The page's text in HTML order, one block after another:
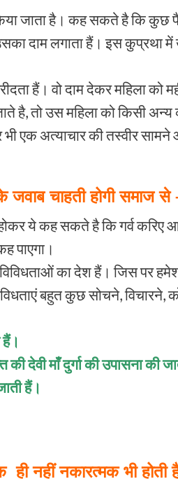
जाता है। कह सकते है कि
उसका दाम लगाता हैं। इस कुप्रथा
हैं। वो दाम देकर महिला को
है, तो उस महिला को किसी अन्य
एक अत्याचार की तस्वीर सामने
चाहती होगी समाज से
ये कह सकते है कि गर्व करिए
पाएगा।
का देश हैं। जिस पर
बहुत कुछ सोचने, विचारने,
हैं।
देवी माँ दुर्गा की उपासना की
हैं।
नहीं नकारत्मक भी होती